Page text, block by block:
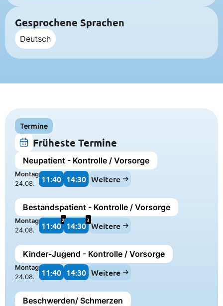
Gesprochene Sprachen
Deutsch
Termine
Früheste Termine
Neupatient - Kontrolle / Vorsorge
Montag
24.08.
11:40 14:30 Weitere
Bestandspatient - Kontrolle / Vorsorge
Montag
24.08.
11:40
2
14:30
3
Weitere
Kinder-Jugend - Kontrolle / Vorsorge
Montag
24.08.
11:40 14:30 Weitere
Beschwerden/ Schmerzen